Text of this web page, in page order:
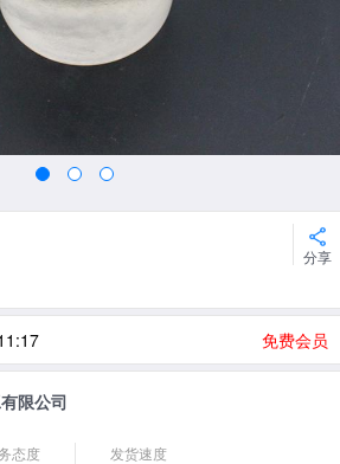
分享
免费会员
限公司
态度 发货速度